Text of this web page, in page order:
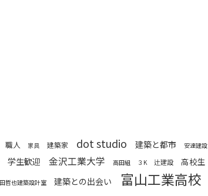
職人 家具 建築家 dot studio 建築と都市 安達建設
学生歓迎 金沢工業大学 高田組 ３K 辻建設 高校生
哲也建築設計室 建築との出会い 富山工業高校